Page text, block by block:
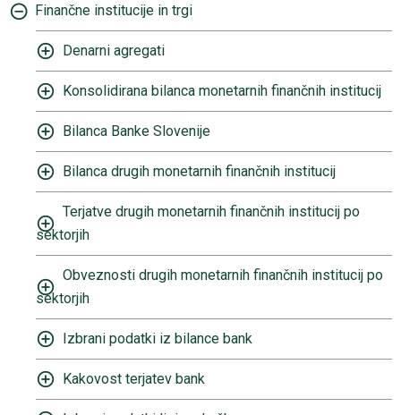
Finančne institucije in trgi
Denarni agregati
Konsolidirana bilanca monetarnih finančnih institucij
Bilanca Banke Slovenije
Bilanca drugih monetarnih finančnih institucij
Terjatve drugih monetarnih finančnih institucij po
sektorjih
Obveznosti drugih monetarnih finančnih institucij po
sektorjih
Izbrani podatki iz bilance bank
Kakovost terjatev bank